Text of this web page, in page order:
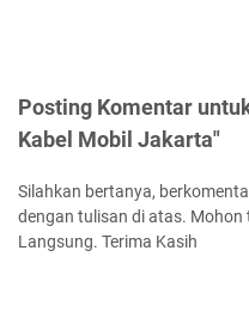
Posting Komentar
Kabel Mobil Jakarta"
Silahkan bertanya,
dengan tulisan di atas.
Langsung. Terima Kasih